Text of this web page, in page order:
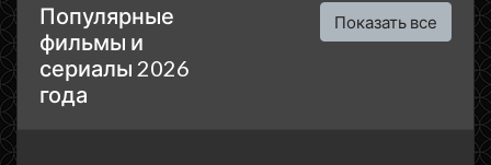
Популярные
фильмы и
сериалы 2026
года
Показать все